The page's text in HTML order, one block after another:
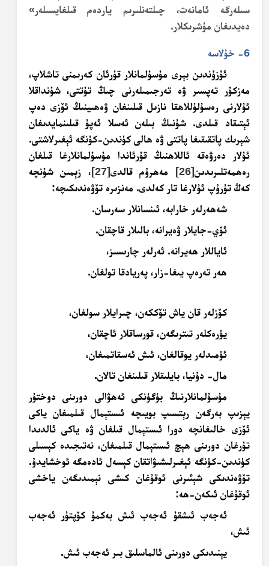
سىلەرگە ئامانەت، چىلتەنلىرىم ياردەم قىلغايسىلەر»
دەيدىغان مۇشرىكلار.
6-
خۇلاسە
ئۇزۇندىن بېرى مۇسۇلمانلار قۇرئان كەرىمنى تاشلاپ،
مەزكۇر تەپسىر ۋە تەرجىمىلەرنى چىڭ تۇتتى، شۇنداقلا
ئۇلارنى رەسۇلۇللاھقا نازىل قىلىنغان ۋەھىينىڭ ئۆزى دەپ
ئېتىقاد قىلدى. شۇنىڭ بىلەن ئەسلا ئەپۇ قىلىنمايدىغان
شېرىك پاتقىقىغا پاتتى ۋە ھالى كۈندىن-كۈنگە ئېغىرلاشتى.
ئۇلار دەرۋەقە ئاللاھنىڭ قۇرئاندا مۇسۇلمانلارغا قىلغان
رەھمەتلىرىدىن[26] مەھرۇم قالدى[27]، زېمىن شۇنچە
كەڭ تۇرۇپ ئۇلارغا تار كەلدى. مەنزىرە تۆۋەندىكىچە:
شەھەرلەر خارابە، ئىنسانلار سەرسان.
ئۆي-جايلار ۋەيرانە، بالىلار قاچقان.
ئاياللار ھەيرانە. ئەرلەر چارىسىز،
ھەر تەرەپ يىغا-زار، پەريادقا تولغان.
كۆزلەر قان ياش تۆككەن، چىرايلار سولغان،
يۈرەكلەر تىترىگەن، قورساقلار ئاچقان،
ئۈمىدلەر يوقالغان، ئىش ئەسقاتمىغان،
مال- دۇنيا، بايلىقلار قىلىنغان تالان.
مۇسۇلمانلارنىڭ بۈگۈنكى ئەھۋالى دورىنى دوختۇر
يېزىپ بەرگەن رېتسىپ بويىچە ئىستېمال قىلمىغان ياكى
ئۆزى خالىغانچە دورا ئىستېمال قىلغان ۋە ياكى ئالدىدا
تۇرغان دورىنى ھېچ ئىستېمال قىلمىغان، نەتىجىدە كېسىلى
كۈندىن-كۈنگە ئېغىرلىشىۋاتقان كېسەل ئادەمگە ئوخشايدۇ.
تۆۋەندىكى شېئىرنى ئوقۇغان كىشى نېمىدىگەن ياخشى
ئوقۇغان ئىكەن-ھە:
ئەجەب ئىشقۇ ئەجەب ئىش بەكمۇ كۆپتۇر ئەجەب
ئىش،
يېنىدىكى دورىنى ئالماسلىق بىر ئەجەب ئىش.